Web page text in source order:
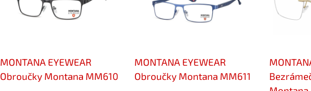
MONTANA EYEWEAR
Obroučky Montana MM610
MONTANA EYEWEAR
Obroučky Montana MM611